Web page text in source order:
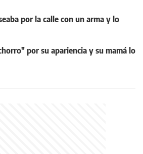
por la calle con un arma y lo
por su apariencia y su mamá lo